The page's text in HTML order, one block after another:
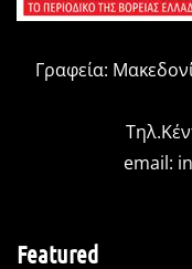
Γραφεία:
email:
Featured